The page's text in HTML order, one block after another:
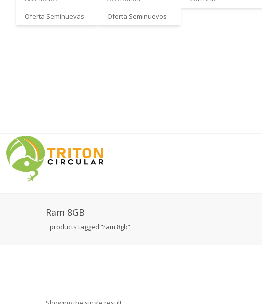
Oferta Seminuevas
Oferta Seminuevos
Ram 8GB
products tagged “ram 8gb”